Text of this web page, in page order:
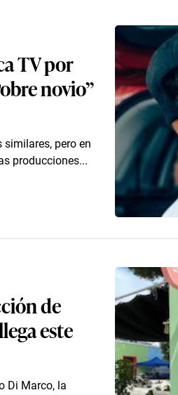
TV por
novio”
pero en
producciones...
de
este
Di Marco, la